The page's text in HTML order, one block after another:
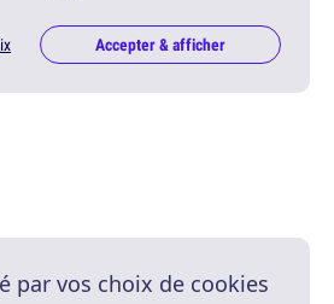
Accepter & afficher
par vos choix de cookies